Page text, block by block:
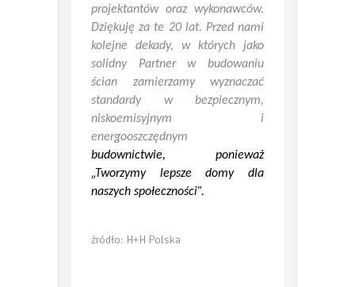
pracowników, dystrybutorów,
projektantów oraz wykonawców.
Dziękuję za te 20 lat. Przed nami
kolejne dekady, w których jako
solidny Partner w budowaniu
ścian zamierzamy wyznaczać
standardy w bezpiecznym,
niskoemisyjnym i
energooszczędnym
budownictwie, ponieważ
„Tworzymy lepsze domy